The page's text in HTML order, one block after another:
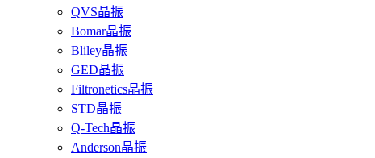
QVS晶振
Bomar晶振
Bliley晶振
GED晶振
Filtronetics晶振
STD晶振
Q-Tech晶振
Anderson晶振